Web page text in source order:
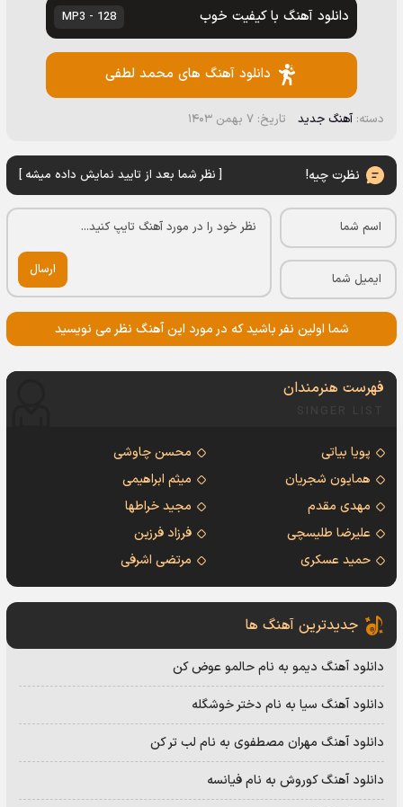
دانلود آهنگ با کیفیت خوب 128 - MP3
دانلود آهنگ های محمد لطفی
دسته: آهنگ جدید تاریخ: ۷ بهمن ۱۴۰۳
نظرت چیه! [ نظر شما بعد از تایید نمایش داده میشه ]
ارسال
شما اولین نفر باشید که در مورد این آهنگ نظر می نویسید
فهرست هنرمندان
پویا بیاتی
محسن چاوشی
همایون شجریان
میثم ابراهیمی
مهدی مقدم
مجید خراطها
علیرضا طلیسچی
فرزاد فرزین
حمید عسکری
مرتضی اشرفی
جدیدترین آهنگ ها
دانلود آهنگ دیمو به نام حالمو عوض کن
دانلود آهنگ سیا به نام دختر خوشگله
دانلود آهنگ مهران مصطفوی به نام لب تر کن
دانلود آهنگ کوروش به نام فیانسه